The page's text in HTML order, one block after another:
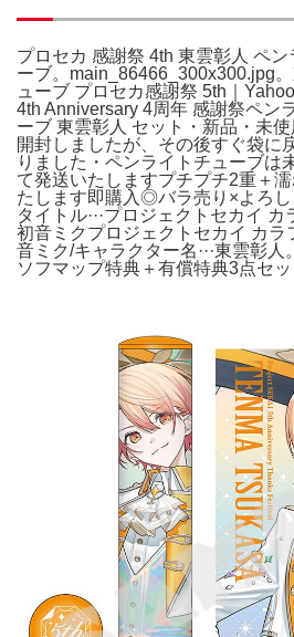
プロセカ 感謝祭 4th 東雲彰人 ペン
ーブ。main_86466_300x300.jpg
ューブ プロセカ感謝祭 5th｜
4th Anniversary 4周年 感謝祭ペン
ーブ 東雲彰人 セット・新品・未
開封しましたが、その後すぐ袋に
りました・ペンライトチューブ
て発送いたしますプチプチ2重＋
たします即購入◎バラ売り×よろし
タイトル···プロジェクトセカイ
初音ミクプロジェクトセカイ カラ
音ミク/キャラクター名···東雲彰
ソフマップ特典＋有償特典3点セッ